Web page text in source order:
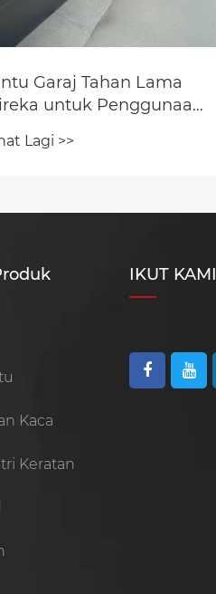
Garaj Tahan Lama
untuk Penggunaan
Lagi >>
Kaca
Keratan
IKUT KAMI